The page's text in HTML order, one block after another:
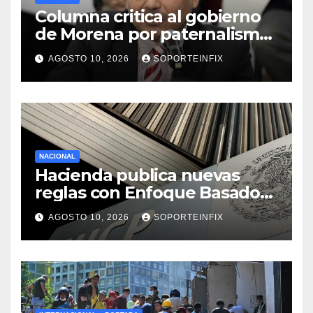
Columna critica al gobierno
de Morena por paternalismo
y control de medios
AGOSTO 10, 2026 SOPORTEINFIX
NACIONAL
Hacienda publica nuevas
reglas con Enfoque Basado
en Riesgo para prevenir
lavado de dinero
AGOSTO 10, 2026 SOPORTEINFIX